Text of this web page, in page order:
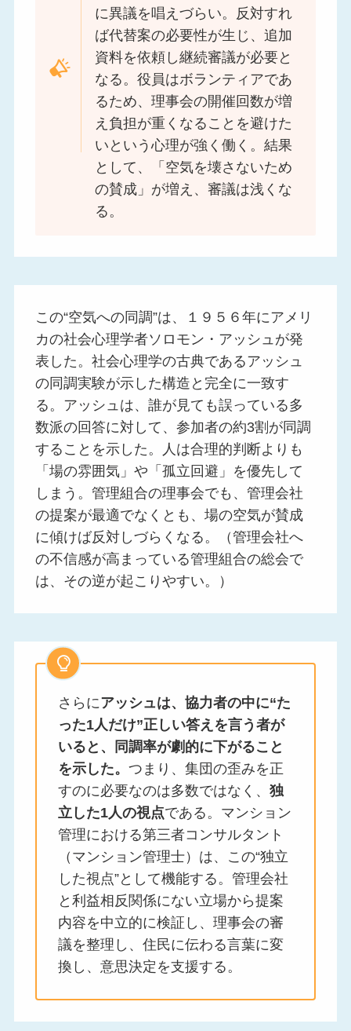
に異議を唱えづらい。反対すれ
ば代替案の必要性が生じ、追加
資料を依頼し継続審議が必要と
なる。役員はボランティアであ
るため、理事会の開催回数が増
え負担が重くなることを避けた
いという心理が強く働く。結果
として、「空気を壊さないため
の賛成」が増え、審議は浅くな
る。
この“空気への同調”は、１９５６年にアメリ
カの社会心理学者ソロモン・アッシュが発
表した。社会心理学の古典であるアッシュ
の同調実験が示した構造と完全に一致す
る。アッシュは、誰が見ても誤っている多
数派の回答に対して、参加者の約3割が同調
することを示した。人は合理的判断よりも
「場の雰囲気」や「孤立回避」を優先して
しまう。管理組合の理事会でも、管理会社
の提案が最適でなくとも、場の空気が賛成
に傾けば反対しづらくなる。（管理会社へ
の不信感が高まっている管理組合の総会で
は、その逆が起こりやすい。）
さらにアッシュは、協力者の中に“た
った1人だけ”正しい答えを言う者が
いると、同調率が劇的に下がること
を示した。 つまり、集団の歪みを正
すのに必要なのは多数ではなく、 独
立した1人の視点である。マンション
管理における第三者コンサルタント
（マンション管理士）は、この“独立
した視点”として機能する。管理会社
と利益相反関係にない立場から提案
内容を中立的に検証し、理事会の審
議を整理し、住民に伝わる言葉に変
換し、意思決定を支援する。